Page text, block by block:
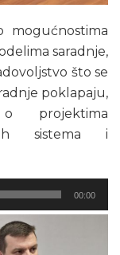
mogućnostima
saradnje,
što se
poklapaju,
projektima
sistema i
00:00